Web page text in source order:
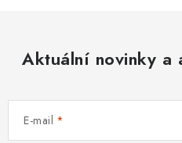
Aktuální novinky a
E-mail